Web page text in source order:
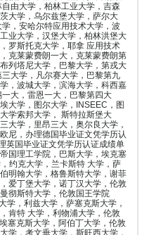
由大学，柏林工业大学，吉森
大学，乌尔兹堡大学，萨尔大
，安哈尔特应用技术大学，波
业大学，汉堡大学，柏林洪堡大
罗斯托克大学，耶拿 应用技术
克莱蒙费朗一大，克莱蒙费朗第
列塔尼大学，巴黎大学，第戎大
大学，凡尔赛大学，巴黎第九
，波城大学，滨海大学，科西嘉
大，雷恩一大，巴黎第四大
大学，图尔大学，INSEEC，图
学索邦大学， 斯特拉斯堡大
大学，里昂三大，奥尔良大学，
尼，办理德国毕业证文凭学历认
英国毕业证文凭学历认证成绩单
国理工学院，巴斯大学，埃克塞
约克大学，兰卡斯特 大学，萨
明翰大学，格鲁斯特大学，谢菲
爱丁堡大学，诺丁汉大学，伦敦
彻斯特大学，伦敦国王学院
学，利兹大学，萨塞克斯大学，
肯特 大学，利物浦大学，伦敦
塞克斯大学，阿伯丁大学，伦敦